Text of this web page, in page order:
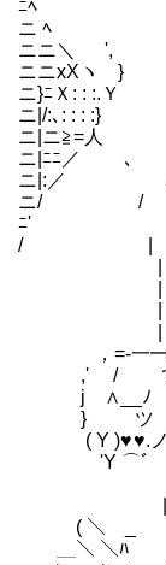
ﾆﾍ ,{ニ/
ニ ﾍ /
ニニ＼
ニ
ニ}
ニ|/:､: :
ニ|ニ≧=人
ニ|ﾆﾆ／
ニ|:／
ニ/ / /
ﾆ' ∥
/ | | | / /
| | |./
| 八 ／
| ⌒r' ⌒
| | | 八 (
，=-一━z’
,' / て
j ∧__ﾉ { '
} ツ ,j /
( Y )♥ ♥.
'Y ⌒゛ ､
`､ 〈ﾆ
| `､ ＼ `
( ＼ _
＿＼